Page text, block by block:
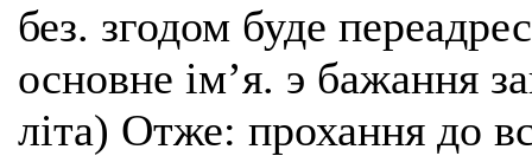
без. згодом буде
основне імʼя. э бажання
літа) Отже: прохання до